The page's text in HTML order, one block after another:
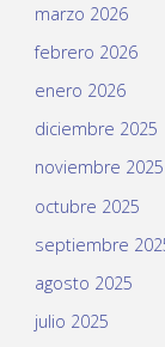
marzo 2026
febrero 2026
enero 2026
diciembre 2025
noviembre 2025
octubre 2025
septiembre
agosto 2025
julio 2025